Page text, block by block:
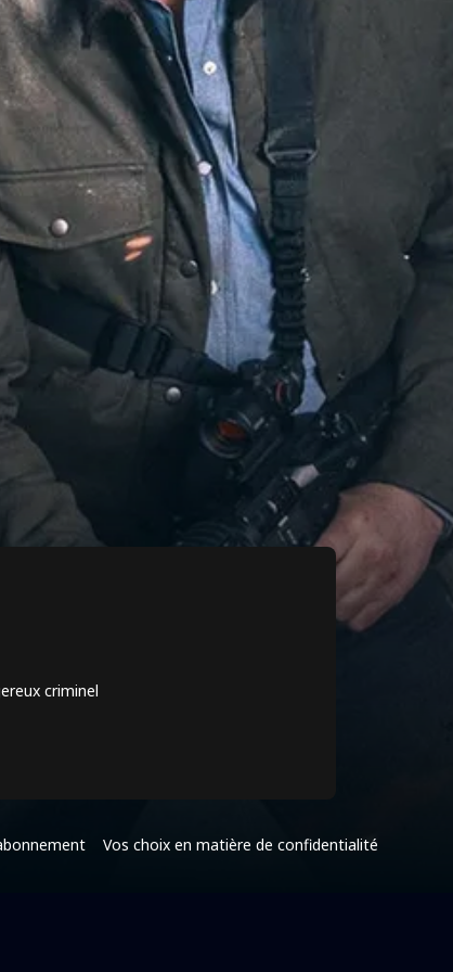
criminel
Vos choix en matière de confidentialité